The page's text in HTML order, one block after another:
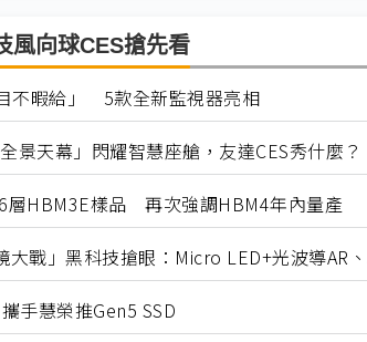
風向球CES搶先看
不暇給」 5款全新監視器亮相
景天幕」閃耀智慧座艙，友達CES秀什麼？
層HBM3E樣品 再次強調HBM4年內量產
大戰」黑科技搶眼：Micro LED+光波導AR
手慧榮推Gen5 SSD